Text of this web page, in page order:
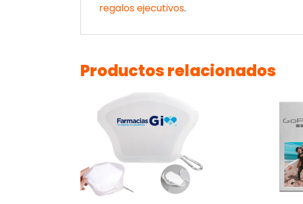
regalos ejecutivos.
Productos relacionados